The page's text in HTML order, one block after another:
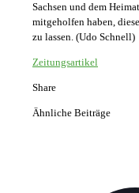
Sachsen und dem
mitgeholfen haben,
zu lassen. (Udo Schnell)
Zeitungsartikel
Share
Ähnliche Beiträge